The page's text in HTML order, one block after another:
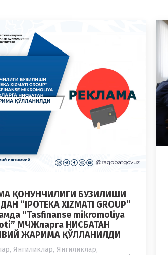
ҚОНУНЧИЛИГИ БУЗИЛИШИ
“IPOTEKA XIZMATI GROUP”
“Tasfinanse mikromoliya
МЧЖларга НИСБАТАН
ЖАРИМА ҚЎЛЛАНИЛДИ
, Янгиликлар, Янгиликлар,